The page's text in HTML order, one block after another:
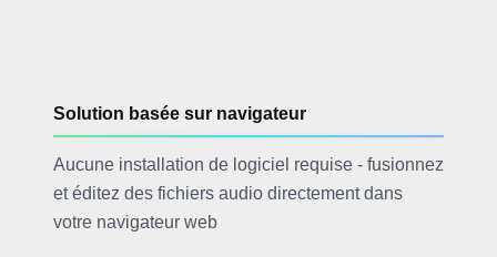
Solution basée sur navigateur
Aucune installation de logiciel requise - fusionnez
et éditez des fichiers audio directement dans
votre navigateur web